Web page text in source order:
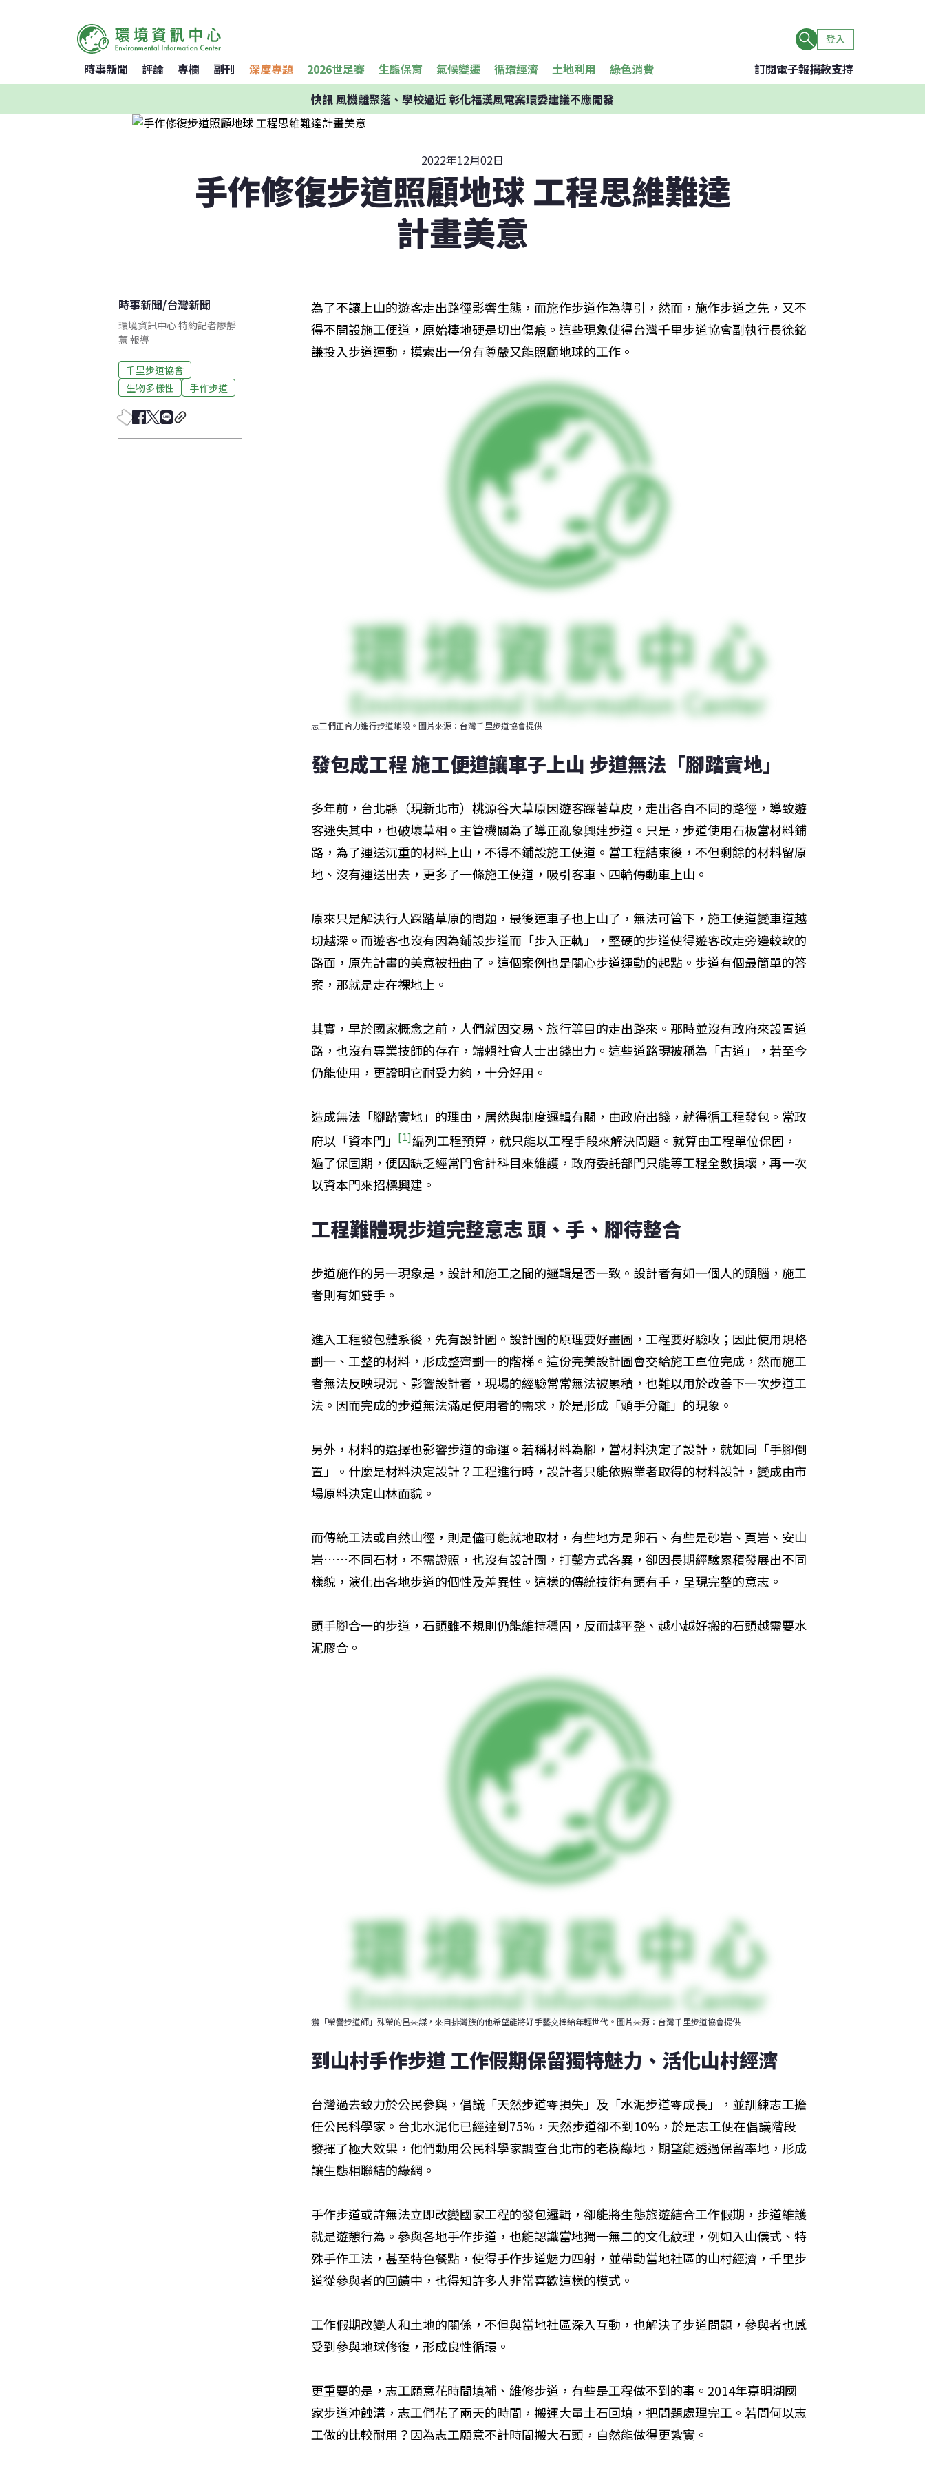
登入
時事新聞 評論 專欄 副刊 深度專題 2026世足賽 生態保育 氣候變遷 循環經濟 土地利用 綠色消費 訂閱電子報捐款支持
快訊風機離聚落、學校過近 彰化福漢風電案環委建議不應開發
2022年12月02日
手作修復步道照顧地球 工程思維難達
計畫美意
時事新聞/台灣新聞
環境資訊中心 特約記者廖靜
蕙 報導
千里步道協會
生物多樣性
手作步道
為了不讓上山的遊客走出路徑影響生態，而施作步道作為導引，然而，施作步道之先，又不
得不開設施工便道，原始棲地硬是切出傷痕。這些現象使得台灣千里步道協會副執行長徐銘
謙投入步道運動，摸索出一份有尊嚴又能照顧地球的工作。
志工們正合力進行步道鋪設。圖片來源：台灣千里步道協會提供
發包成工程 施工便道讓車子上山 步道無法「腳踏實地」
多年前，台北縣（現新北市）桃源谷大草原因遊客踩著草皮，走出各自不同的路徑，導致遊
客迷失其中，也破壞草相。主管機關為了導正亂象興建步道。只是，步道使用石板當材料鋪
路，為了運送沉重的材料上山，不得不鋪設施工便道。當工程結束後，不但剩餘的材料留原
地、沒有運送出去，更多了一條施工便道，吸引客車、四輪傳動車上山。
原來只是解決行人踩踏草原的問題，最後連車子也上山了，無法可管下，施工便道變車道越
切越深。而遊客也沒有因為鋪設步道而「步入正軌」，堅硬的步道使得遊客改走旁邊較軟的
路面，原先計畫的美意被扭曲了。這個案例也是關心步道運動的起點。步道有個最簡單的答
案，那就是走在裸地上。
其實，早於國家概念之前，人們就因交易、旅行等目的走出路來。那時並沒有政府來設置道
路，也沒有專業技師的存在，端賴社會人士出錢出力。這些道路現被稱為「古道」，若至今
仍能使用，更證明它耐受力夠，十分好用。
造成無法「腳踏實地」的理由，居然與制度邏輯有關，由政府出錢，就得循工程發包。當政
府以「資本門」 [1]編列工程預算，就只能以工程手段來解決問題。就算由工程單位保固，
過了保固期，便因缺乏經常門會計科目來維護，政府委託部門只能等工程全數損壞，再一次
以資本門來招標興建。
工程難體現步道完整意志 頭、手、腳待整合
步道施作的另一現象是，設計和施工之間的邏輯是否一致。設計者有如一個人的頭腦，施工
者則有如雙手。
進入工程發包體系後，先有設計圖。設計圖的原理要好畫圖，工程要好驗收；因此使用規格
劃一、工整的材料，形成整齊劃一的階梯。這份完美設計圖會交給施工單位完成，然而施工
者無法反映現況、影響設計者，現場的經驗常常無法被累積，也難以用於改善下一次步道工
法。因而完成的步道無法滿足使用者的需求，於是形成「頭手分離」的現象。
另外，材料的選擇也影響步道的命運。若稱材料為腳，當材料決定了設計，就如同「手腳倒
置」。什麼是材料決定設計？工程進行時，設計者只能依照業者取得的材料設計，變成由市
場原料決定山林面貌。
而傳統工法或自然山徑，則是儘可能就地取材，有些地方是卵石、有些是砂岩、頁岩、安山
岩……不同石材，不需證照，也沒有設計圖，打鑿方式各異，卻因長期經驗累積發展出不同
樣貌，演化出各地步道的個性及差異性。這樣的傳統技術有頭有手，呈現完整的意志。
頭手腳合一的步道，石頭雖不規則仍能維持穩固，反而越平整、越小越好搬的石頭越需要水
泥膠合。
獲「榮譽步道師」殊榮的呂來謀，來自排灣族的他希望能將好手藝交棒給年輕世代。圖片來源：台灣千里步道協會提供
到山村手作步道 工作假期保留獨特魅力、活化山村經濟
台灣過去致力於公民參與，倡議「天然步道零損失」及「水泥步道零成長」，並訓練志工擔
任公民科學家。台北水泥化已經達到75%，天然步道卻不到10%，於是志工便在倡議階段
發揮了極大效果，他們動用公民科學家調查台北市的老樹綠地，期望能透過保留率地，形成
讓生態相聯結的綠網。
手作步道或許無法立即改變國家工程的發包邏輯，卻能將生態旅遊結合工作假期，步道維護
就是遊憩行為。參與各地手作步道，也能認識當地獨一無二的文化紋理，例如入山儀式、特
殊手作工法，甚至特色餐點，使得手作步道魅力四射，並帶動當地社區的山村經濟，千里步
道從參與者的回饋中，也得知許多人非常喜歡這樣的模式。
工作假期改變人和土地的關係，不但與當地社區深入互動，也解決了步道問題，參與者也感
受到參與地球修復，形成良性循環。
更重要的是，志工願意花時間填補、維修步道，有些是工程做不到的事。2014年嘉明湖國
家步道沖蝕溝，志工們花了兩天的時間，搬運大量土石回填，把問題處理完工。若問何以志
工做的比較耐用？因為志工願意不計時間搬大石頭，自然能做得更紮實。